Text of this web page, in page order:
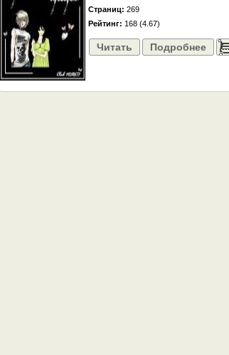
Страниц: 269
Рейтинг: 168 (4.67)
Читать Подробнее